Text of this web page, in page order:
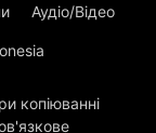
Аудіо/Відео
копіюванні